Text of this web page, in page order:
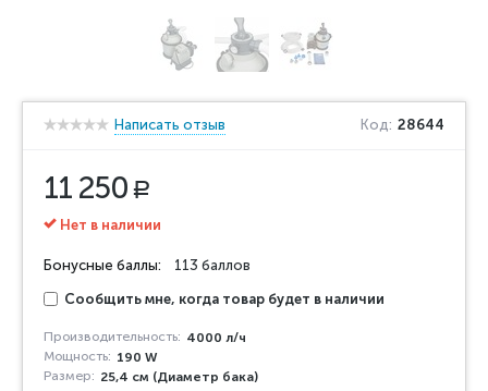
Написать отзыв Код: 28644
11 250 Р
Нет в наличии
Бонусные баллы: 113 баллов
Сообщить мне, когда товар будет в наличии
Производительность: 4000 л/ч
Мощность: 190 W
Размер: 25,4 см (Диаметр бака)